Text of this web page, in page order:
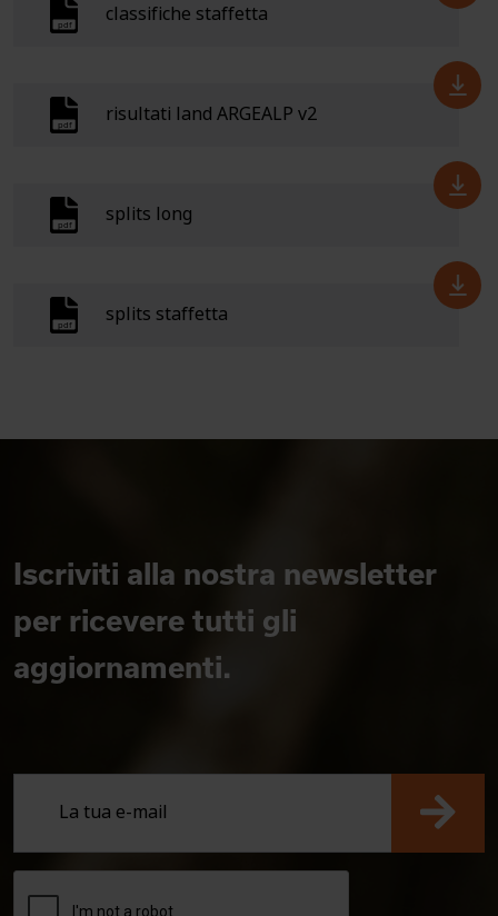
classifiche staffetta
risultati land ARGEALP v2
splits long
splits staffetta
Iscriviti alla nostra newsletter
per ricevere tutti gli
aggiornamenti.